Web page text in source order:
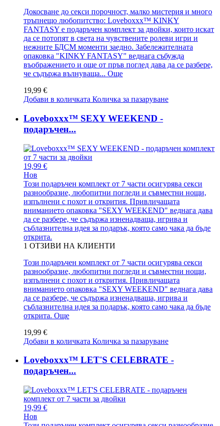
Докосване до секси порочност, малко мистерия и много
тръпнещо любопитство: Loveboxxx™ KINKY
FANTASY е подаръчен комплект за двойки, които искат
да се потопят в света на чувствените ролеви игри и
нежните БДСМ моменти заедно. Забележителната
опаковка "KINKY FANTASY" веднага събужда
въображението и още от пръв поглед дава да се разбере,
че съдържа вълнуваща... Още
19,99 €
Добави в количката Количка за пазаруване
Loveboxxx™ SEXY WEEKEND -
подаръчен...
19,99 €
Нов
Този подаръчен комплект от 7 части осигурява секси
разнообразие, любопитни погледи и съвместни нощи,
изпълнени с похот и открития. Привличащата
вниманието опаковка "SEXY WEEKEND" веднага дава
да се разбере, че съдържа изненадваща, игрива и
съблазнителна идея за подарък, която само чака да бъде
открита.
1 ОТЗИВИ НА КЛИЕНТИ
Този подаръчен комплект от 7 части осигурява секси
разнообразие, любопитни погледи и съвместни нощи,
изпълнени с похот и открития. Привличащата
вниманието опаковка "SEXY WEEKEND" веднага дава
да се разбере, че съдържа изненадваща, игрива и
съблазнителна идея за подарък, която само чака да бъде
открита. Още
19,99 €
Добави в количката Количка за пазаруване
Loveboxxx™ LET'S CELEBRATE -
подаръчен...
19,99 €
Нов